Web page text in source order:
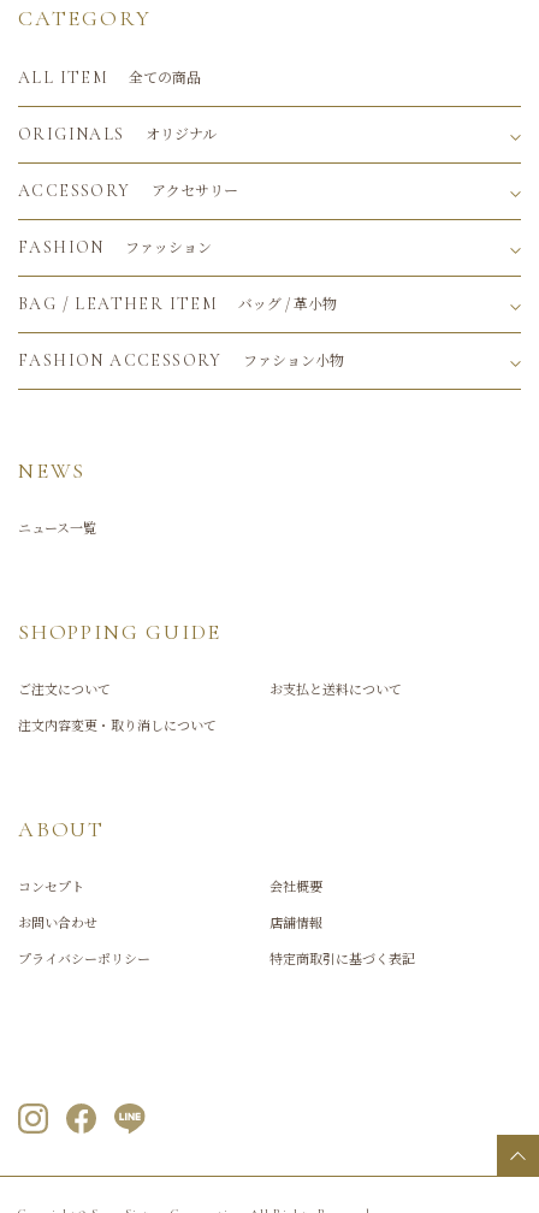
CATEGORY
ALL ITEM 全ての商品
ORIGINALS オリジナル
ACCESSORY アクセサリー
FASHION ファッション
BAG / LEATHER ITEM バッグ / 革小物
FASHION ACCESSORY ファション小物
NEWS
ニュース一覧
SHOPPING GUIDE
ご注文について
お支払と送料について
注文内容変更・取り消しについて
ABOUT
コンセプト
会社概要
お問い合わせ
店舗情報
プライバシーポリシー
特定商取引に基づく表記